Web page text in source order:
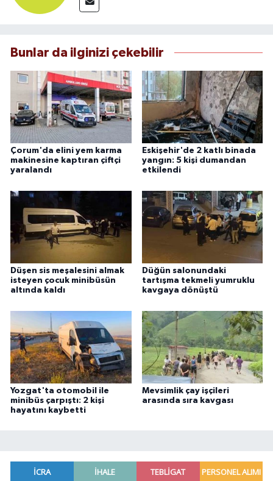
Bunlar da ilginizi çekebilir
Çorum'da elini yem karma
makinesine kaptıran çiftçi
yaralandı
Eskişehir'de 2 katlı binada
yangın: 5 kişi dumandan
etkilendi
Düşen sis meşalesini almak
isteyen çocuk minibüsün
altında kaldı
Düğün salonundaki
tartışma tekmeli yumruklu
kavgaya dönüştü
Yozgat'ta otomobil ile
minibüs çarpıştı: 2 kişi
hayatını kaybetti
Mevsimlik çay işçileri
arasında sıra kavgası